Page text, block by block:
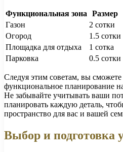
Функциональная зона
Размер
Газон
2 сотки
Огород
1.5 сотки
Площадка для отдыха
1 сотка
Парковка
0.5 сотки
Следуя этим советам, вы сможете
функциональное планирование
Не забывайте учитывать ваши
планировать каждую деталь,
пространство для вас и вашей
Выбор и подготовка